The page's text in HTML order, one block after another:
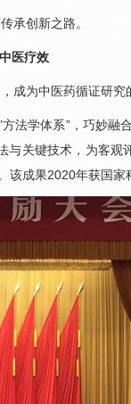
承创新之路。
医疗效
成为中医药循证研究
法学体系”，巧妙
与关键技术，为客观
成果2020年获国家